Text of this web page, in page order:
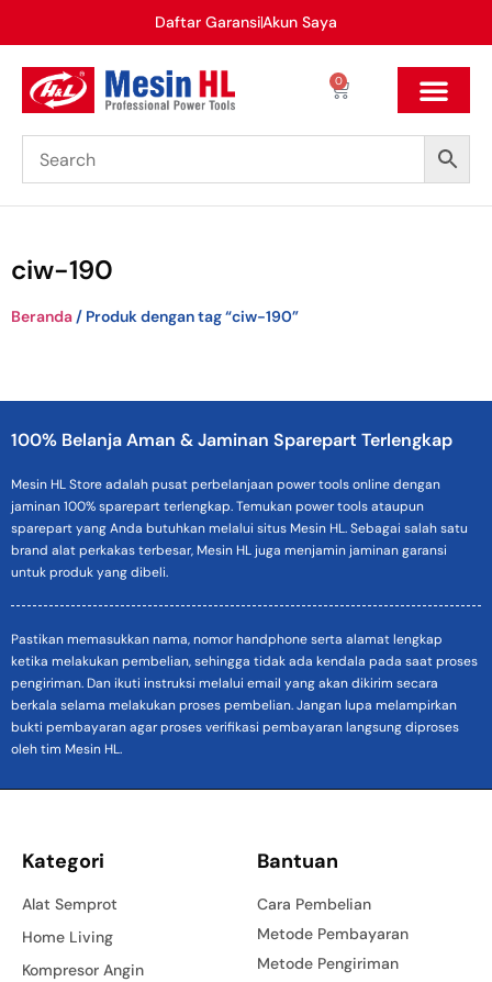
Daftar GaransiAkun Saya
0
ciw-190
Beranda / Produk dengan tag “ciw-190”
100% Belanja Aman & Jaminan Sparepart Terlengkap
Mesin HL Store adalah pusat perbelanjaan power tools online dengan
jaminan 100% sparepart terlengkap. Temukan power tools ataupun
sparepart yang Anda butuhkan melalui situs Mesin HL. Sebagai salah satu
brand alat perkakas terbesar, Mesin HL juga menjamin jaminan garansi
untuk produk yang dibeli.
Pastikan memasukkan nama, nomor handphone serta alamat lengkap
ketika melakukan pembelian, sehingga tidak ada kendala pada saat proses
pengiriman. Dan ikuti instruksi melalui email yang akan dikirim secara
berkala selama melakukan proses pembelian. Jangan lupa melampirkan
bukti pembayaran agar proses verifikasi pembayaran langsung diproses
oleh tim Mesin HL.
Kategori
Alat Semprot
Home Living
Kompresor Angin
Bantuan
Cara Pembelian
Metode Pembayaran
Metode Pengiriman